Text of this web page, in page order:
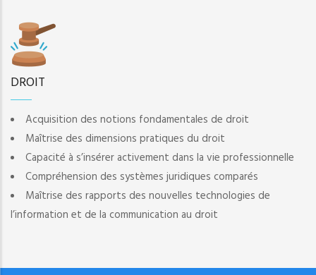
DROIT
Acquisition des notions fondamentales de droit
Maîtrise des dimensions pratiques du droit
Capacité à s’insérer activement dans la vie professionnelle
Compréhension des systèmes juridiques comparés
Maîtrise des rapports des nouvelles technologies de
l’information et de la communication au droit